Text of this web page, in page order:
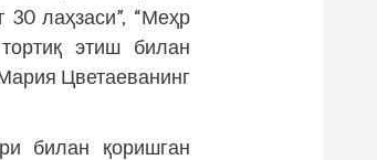
30 лаҳзаси”, “Меҳр
этиш билан
Цветаеванинг
билан қоришган